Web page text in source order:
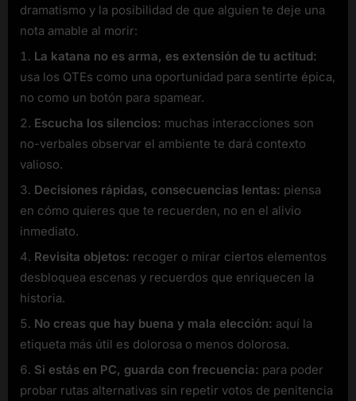
dramatismo y la posibilidad de que alguien te deje una
nota amable al morir:
La katana no es arma, es extensión de tu actitud:
usa los QTEs como una oportunidad para sentirte épica,
no como un botón para spamear.
Escucha los silencios: muchas interacciones son
no-verbales observar el ambiente te dará contexto
valioso.
Decisiones rápidas, consecuencias lentas: piensa
en cómo quieres que te recuerden, no en el alivio
inmediato.
Revisita objetos: recoger o mirar ciertos elementos
desbloquea escenas y recuerdos que enriquecen la
historia.
No creas que hay buena y mala elección: aquí la
etiqueta más útil es dolorosa o menos dolorosa.
Si estás en PC, guarda con frecuencia: para poder
probar rutas alternativas sin repetir votos de penitencia